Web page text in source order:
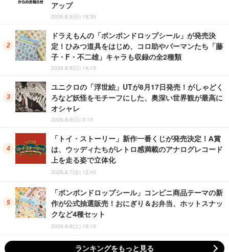
アップ
2026.8.9(日) 18:30
ドラえもんの「ボンボンドロップシール」が発売決
定！ひみつ道具をはじめ、コロ助やパーマンたち「藤
子・F・不二雄」キャラも収録の全2種類
2026.8.9(日) 14:15
ユニクロの「浮世絵」UTが8月17日発売！がしゃどく
ろなど妖怪をモチーフにした、奥深い世界観が最高に
オシャレ
2026.8.9(日) 0:10
「トイ・ストーリー」新作一番くじが発売決定！A賞
は、ウッディたちがレトロ感満載のアナログレコード
上を走る姿で立体化
2026.8.7(金) 12:40
「ボンボンドロップシール」コンビニ商品テーマの新
作が公式抽選販売！おにぎり＆お弁当、ホットスナッ
クなど4種セット
2026.8.8(土) 13:15
ランキングをもっと見る